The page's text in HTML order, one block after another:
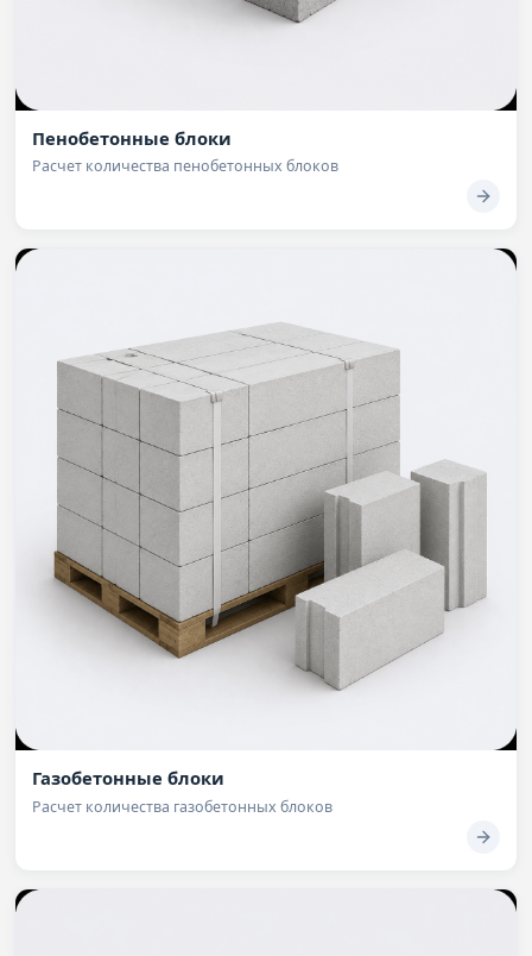
Пенобетонные блоки
Расчет количества пенобетонных блоков
Газобетонные блоки
Расчет количества газобетонных блоков